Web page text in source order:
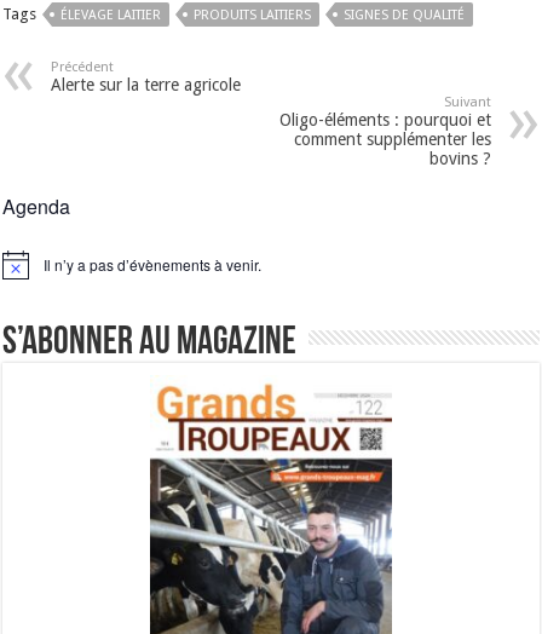
Tags ÉLEVAGE LAITIER PRODUITS LAITIERS SIGNES DE QUALITÉ
Précédent
Alerte sur la terre agricole
Suivant
Oligo-éléments : pourquoi et
comment supplémenter les
bovins ?
Agenda
Notice Il n’y a pas d’évènements à venir.
S’abonner au magazine